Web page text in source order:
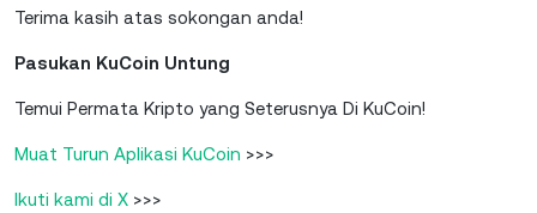
Terima kasih atas sokongan anda!
Pasukan KuCoin Untung
Temui Permata Kripto yang Seterusnya Di KuCoin!
Muat Turun Aplikasi KuCoin >>>
Ikuti kami di X >>>